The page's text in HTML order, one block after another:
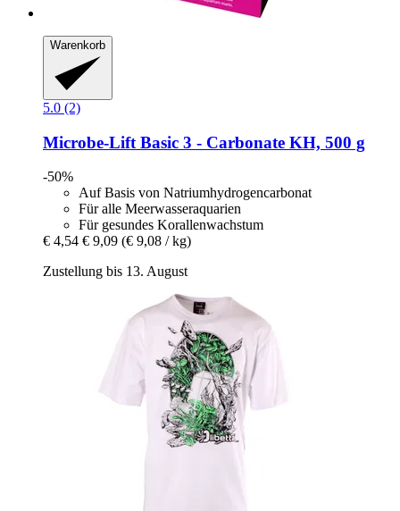
Warenkorb
5.0 (2)
Microbe-Lift Basic 3 -​ Carbonate KH, 500 g
-50%
Auf Basis von Natriumhydrogencarbonat
Für alle Meerwasseraquarien
Für gesundes Korallenwachstum
€ 4,54 € 9,09 (€ 9,08 / kg)
Zustellung bis 13. August